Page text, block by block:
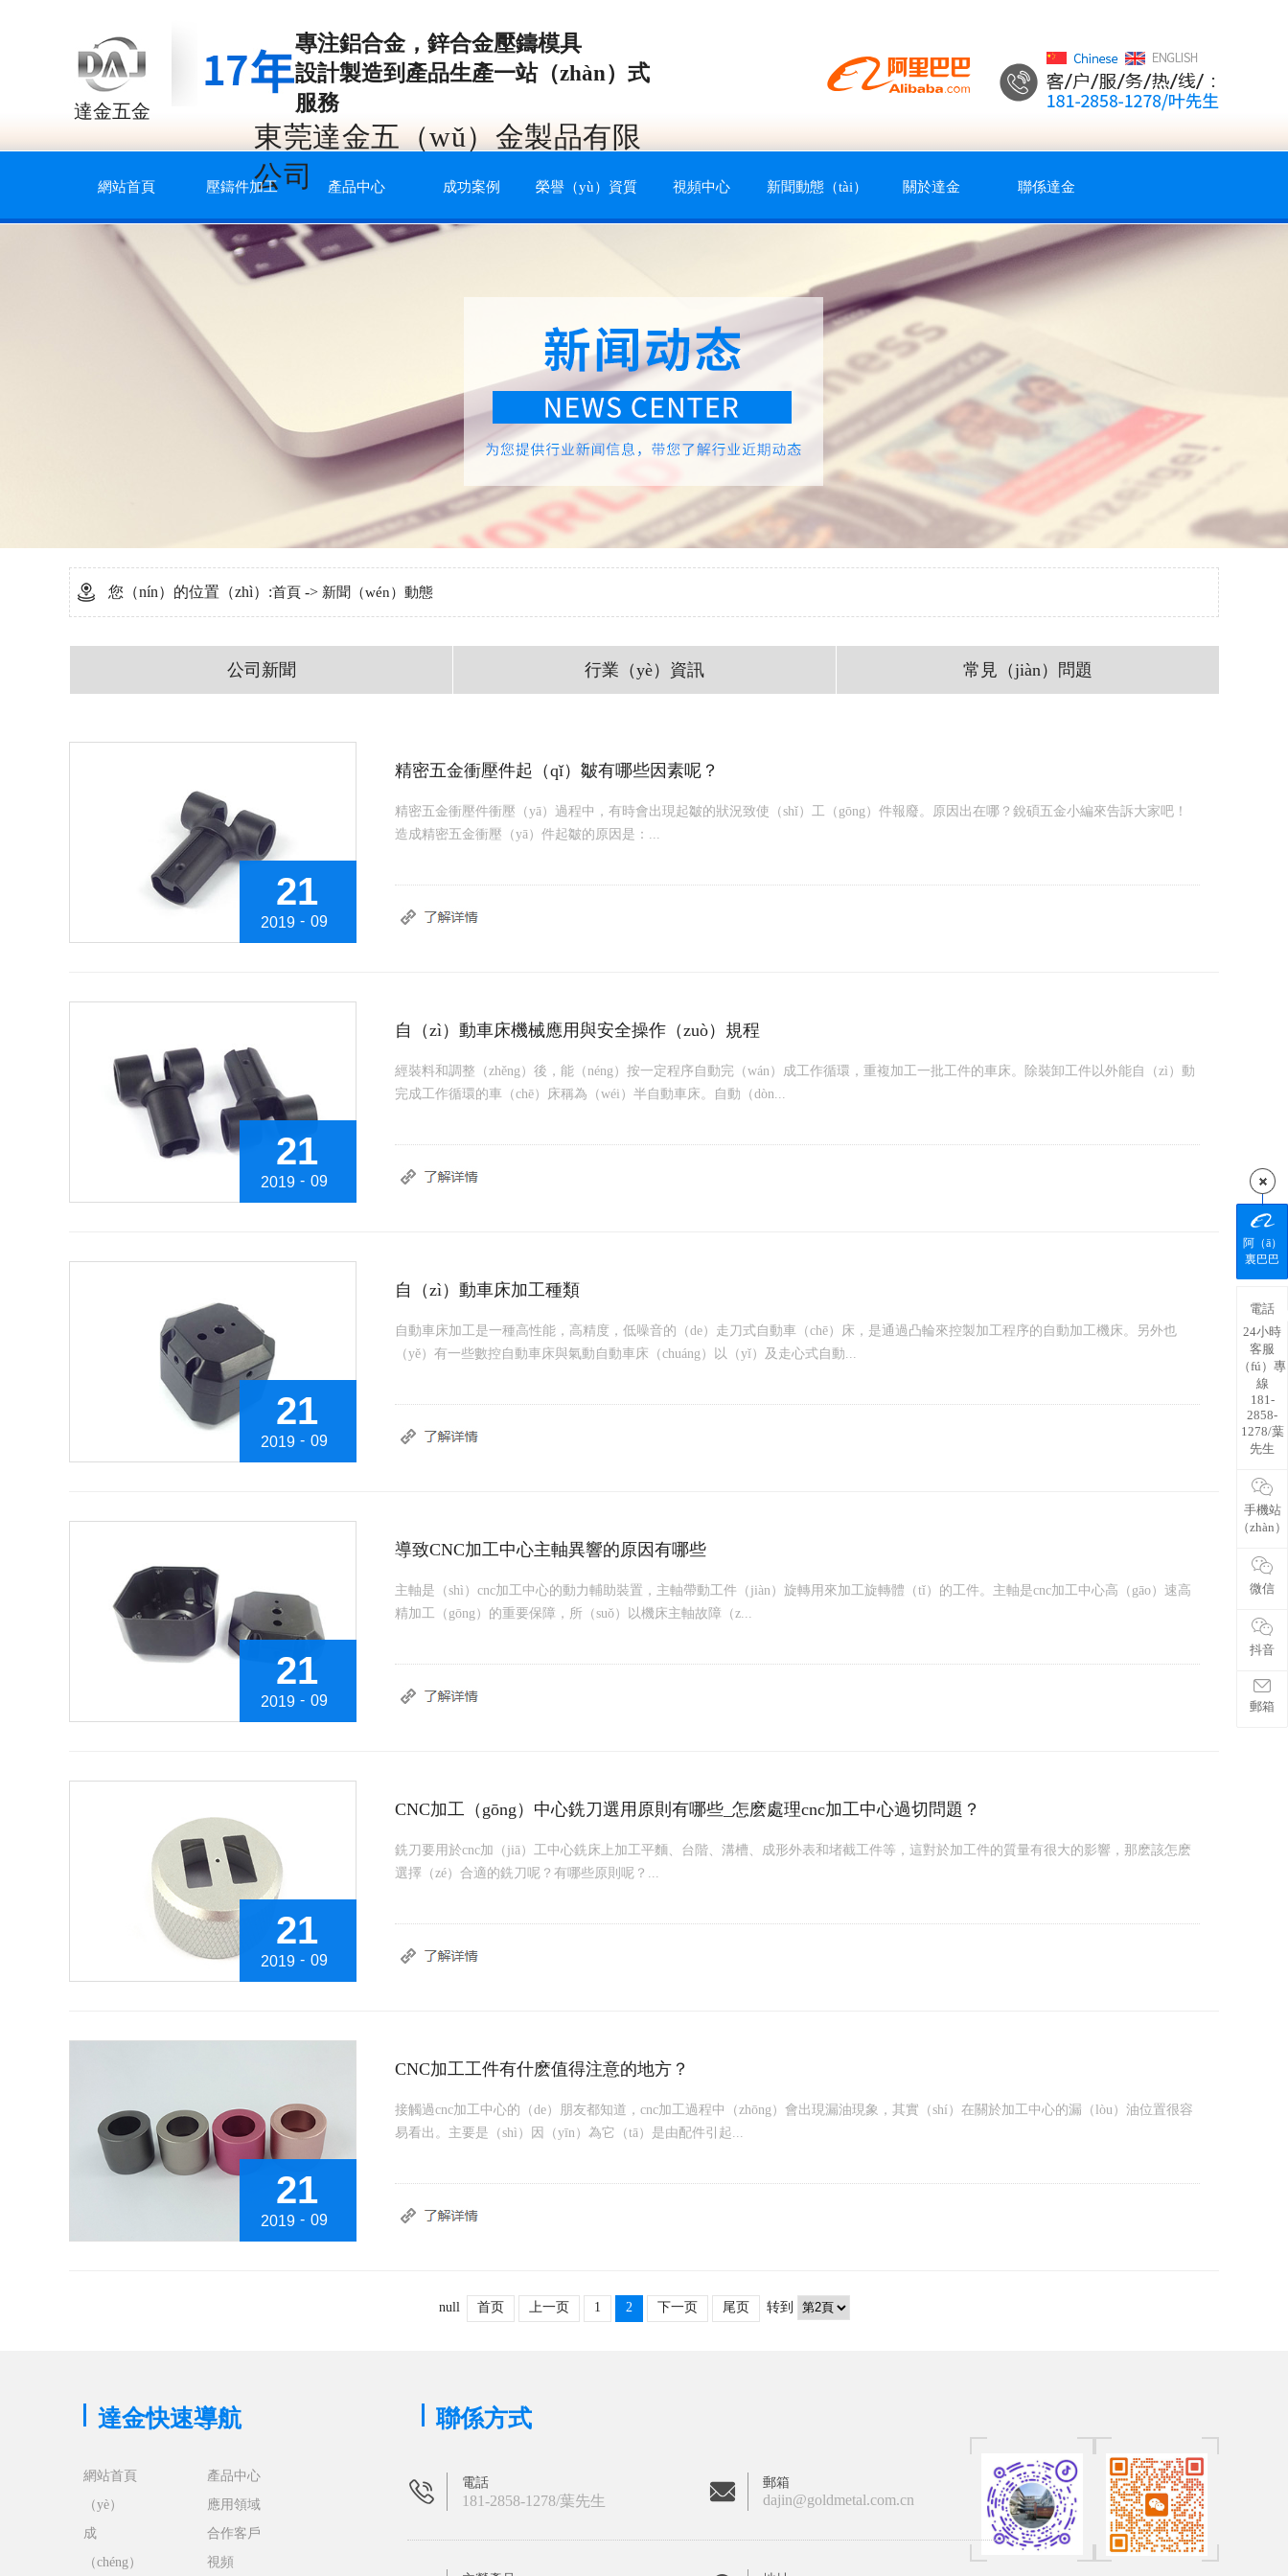
達金五金
專注鋁合金，鋅合金壓鑄模具
設計製造到產品生產一站（zhàn）式
服務
東莞達金五（wǔ）金製品有限
公司
網站首頁 壓鑄件加工 產品中心 成功案例 榮譽（yù）資質 視頻中心 新聞動態（tài） 關於達金 聯係達金
您（nín）的位置（zhì）:首頁 -> 新聞（wén）動態
公司新聞 行業（yè）資訊 常見（jiàn）問題
精密五金衝壓件起（qǐ）皺有哪些因素呢？
精密五金衝壓件衝壓（yā）過程中，有時會出現起皺的狀況致使（shǐ）工（gōng）件報廢。原因出在哪？銳碩五金小編來告訴大家吧！
造成精密五金衝壓（yā）件起皺的原因是：...
2019 - 09
21
自（zì）動車床機械應用與安全操作（zuò）規程
經裝料和調整（zhěng）後，能（néng）按一定程序自動完（wán）成工作循環，重複加工一批工件的車床。除裝卸工件以外能自（zì）動
完成工作循環的車（chē）床稱為（wéi）半自動車床。自動（dòn...
2019 - 09
21
自（zì）動車床加工種類
自動車床加工是一種高性能，高精度，低噪音的（de）走刀式自動車（chē）床，是通過凸輪來控製加工程序的自動加工機床。另外也
（yě）有一些數控自動車床與氣動自動車床（chuáng）以（yǐ）及走心式自動...
2019 - 09
21
導致CNC加工中心主軸異響的原因有哪些
主軸是（shì）cnc加工中心的動力輔助裝置，主軸帶動工件（jiàn）旋轉用來加工旋轉體（tǐ）的工件。主軸是cnc加工中心高（gāo）速高
精加工（gōng）的重要保障，所（suǒ）以機床主軸故障（z...
2019 - 09
21
CNC加工（gōng）中心銑刀選用原則有哪些_怎麽處理cnc加工中心過切問題？
銑刀要用於cnc加（jiā）工中心銑床上加工平麵、台階、溝槽、成形外表和堵截工件等，這對於加工件的質量有很大的影響，那麽該怎麽
選擇（zé）合適的銑刀呢？有哪些原則呢？...
2019 - 09
21
CNC加工工件有什麽值得注意的地方？
接觸過cnc加工中心的（de）朋友都知道，cnc加工過程中（zhōng）會出現漏油現象，其實（shí）在關於加工中心的漏（lòu）油位置很容
易看出。主要是（shì）因（yīn）為它（tā）是由配件引起...
2019 - 09
21
null 首页 上一页 1 2 下一页 尾页 转到
達金快速導航
網站首頁
（yè）
成
（chéng）
產品中心
應用領域
合作客戶
視頻
聯係方式
電話
181-2858-1278/葉先生
郵箱
dajin@goldmetal.com.cn
阿（ā）
裏巴巴
電話
24小時
客服
（fú）專
線
181-
2858-
1278/葉
先生
手機站
（zhàn）
微信
抖音
郵箱